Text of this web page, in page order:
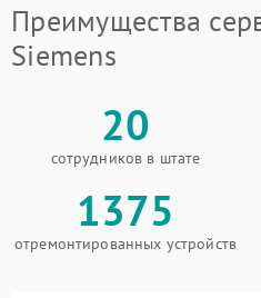
Преимущества
Siemens
20
сотрудников в штате
1375
отремонтированных устройств